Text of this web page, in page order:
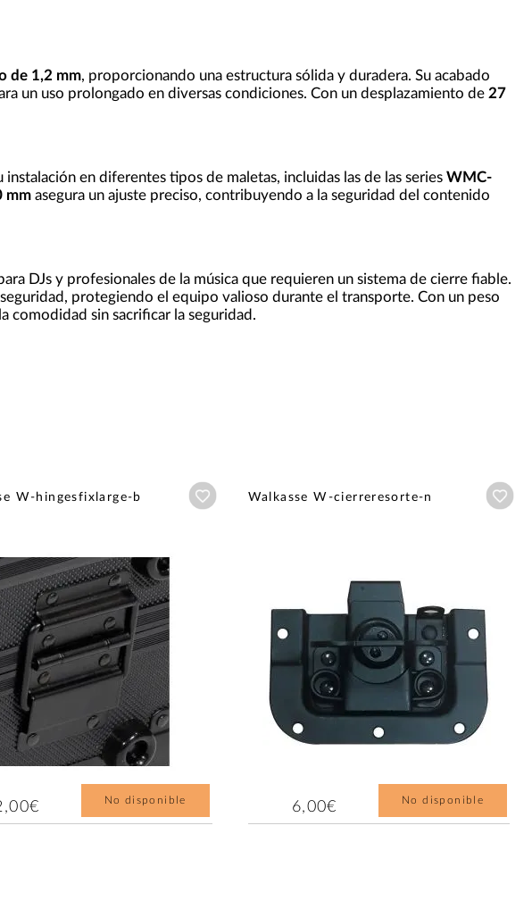
de 1,2 mm, proporcionando una estructura sólida y duradera. Su acabado
un uso prolongado en diversas condiciones. Con un desplazamiento de 27
instalación en diferentes tipos de maletas, incluidas las de las series WMC-
mmasegura un ajuste preciso, contribuyendo a la seguridad del contenido
DJs y profesionales de la música que requieren un sistema de cierre fiable.
protegiendo el equipo valioso durante el transporte. Con un peso
comodidad sin sacrificar la seguridad.
W-hingesfixlarge-b Añadir a wishlist
No disponible
Walkasse W-cierreresorte-n
6,00€ No disponible